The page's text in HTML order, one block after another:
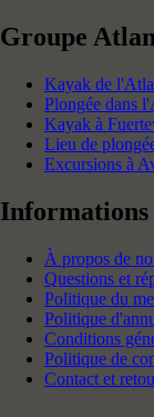
Groupe
Kayak de
Plongée dans
Kayak à
Lieu de
Excursions à
À propos de
Questions et
Politique du
Politique
Conditions
Politique de
Contact et